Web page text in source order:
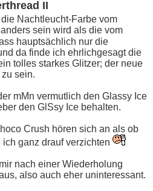
II
Nachtleucht-Farbe vom
sein wird als die vom
hauptsächlich nur die
da finde ich ehrlichgesagt die
tolles starkes Glitzer; der neue
sein.
mMn vermutlich den Glassy Ice
den GlSsy Ice behalten.
Crush hören sich an als ob
ganz drauf verzichten
nach einer Wiederholung
also auch eher uninteressant.